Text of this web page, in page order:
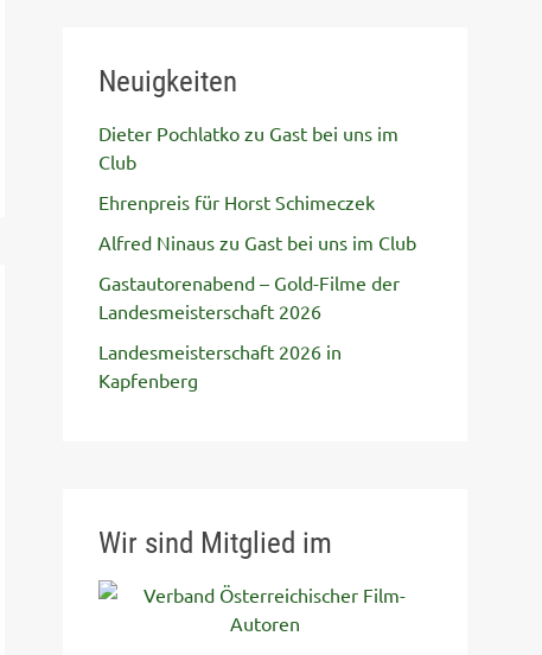
Neuigkeiten
Dieter Pochlatko zu Gast bei uns im
Club
Ehrenpreis für Horst Schimeczek
Alfred Ninaus zu Gast bei uns im Club
Gastautorenabend – Gold-Filme der
Landesmeisterschaft 2026
Landesmeisterschaft 2026 in
Kapfenberg
Wir sind Mitglied im